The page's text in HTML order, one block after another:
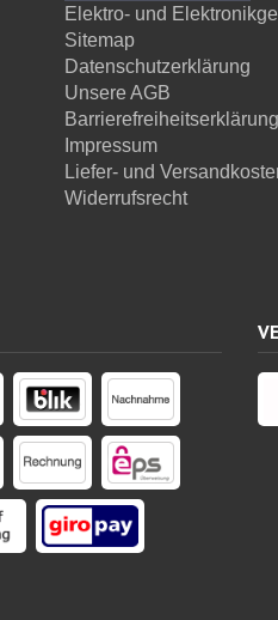
Elektro- und
Sitemap
Datenschutzerklärung
Unsere AGB
Barrierefreiheitserklärung
Impressum
Liefer- und
Widerrufsrecht